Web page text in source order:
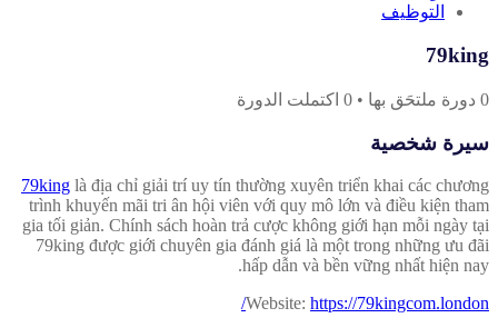
التوظيف
79king
0 دورة ملتحَق بها •
0 اكتملت الدورة
سيرة شخصية
79king là địa chỉ giải trí uy tín thường xuyên triển khai các chương
trình khuyến mãi tri ân hội viên với quy mô lớn và điều kiện tham
gia tối giản. Chính sách hoàn trả cược không giới hạn mỗi ngày tại
79king được giới chuyên gia đánh giá là một trong những ưu đãi
hấp dẫn và bền vững nhất hiện nay.
Website: https://79kingcom.london/